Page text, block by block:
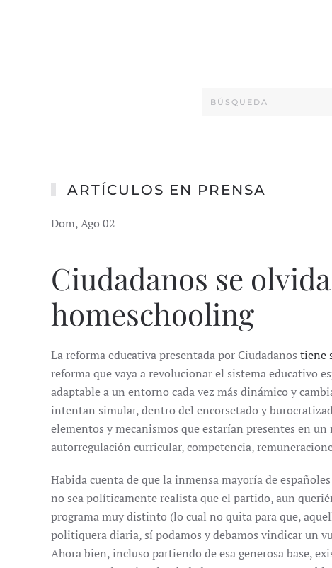
ARTÍCULOS EN PRENSA
Dom, Ago 02
Ciudadanos se
homeschooling
La reforma educativa presentada por Ciudadanos tiene
reforma que vaya a revolucionar el sistema educativo
adaptable a un entorno cada vez más dinámico y
intentan simular, dentro del encorsetado y
elementos y mecanismos que estarían presentes en
autorregulación curricular, competencia,
Habida cuenta de que la inmensa mayoría de
no sea políticamente realista que el partido, aun
programa muy distinto (lo cual no quita para que,
politiquera diaria, sí podamos y debamos vindicar un
Ahora bien, incluso partiendo de esa generosa base,